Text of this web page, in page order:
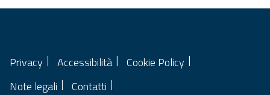
Privacy Accessibilità
Cookie Policy
Note legali
Contatti